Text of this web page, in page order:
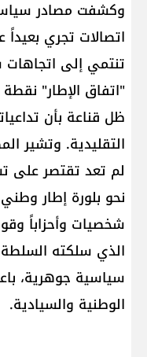
اتصالات تجري
تنتمي إلى
"اتفاق الإطار"
ظل قناعة بأن
التقليدية. وتشير
لم تعد تقتصر
نحو بلورة إطار
شخصيات وأحزاباً
الذي سلكته
سياسية جوهرية،
الوطنية والسيادية.